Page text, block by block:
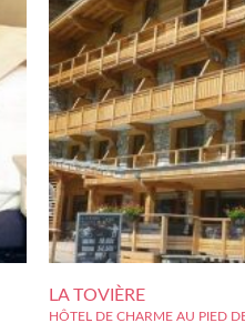
LA TOVIÈRE
HÔTEL DE CHARME AU PIED